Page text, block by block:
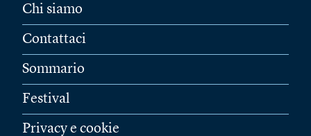
Chi siamo
Contattaci
Sommario
Festival
Privacy e cookie